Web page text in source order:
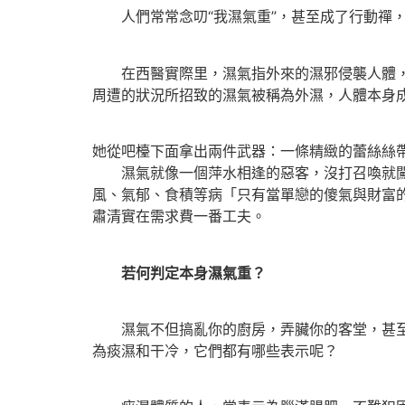
人們常常念叨“我濕氣重”，甚至成了行動禪
在西醫實際里，濕氣指外來的濕邪侵襲人體
周遭的狀況所招致的濕氣被稱為外濕，人體本身
她從吧檯下面拿出兩件武器：一條精緻的蕾絲絲
濕氣就像一個萍水相逢的惡客，沒打召喚就
風、氣郁、食積等病「只有當單戀的傻氣與財
肅清實在需求費一番工夫。
若何判定本身濕氣重？
濕氣不但搞亂你的廚房，弄臟你的客堂，甚至
為痰濕和干冷，它們都有哪些表示呢？